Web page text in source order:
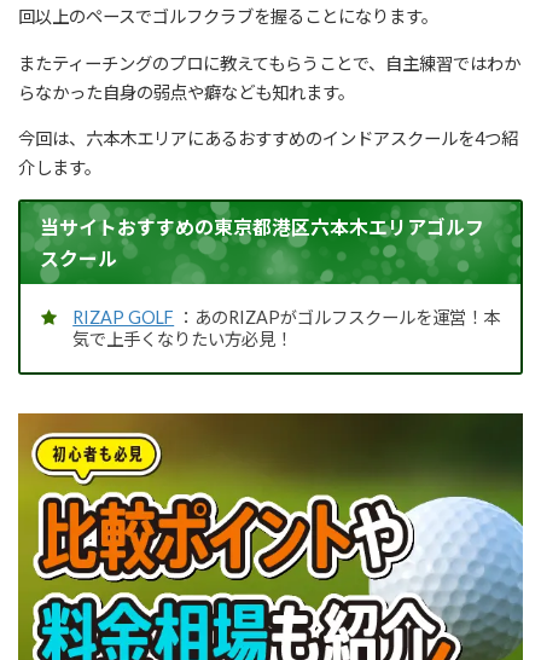
回以上のペースでゴルフクラブを握ることになります。
またティーチングのプロに教えてもらうことで、自主練習ではわか
らなかった自身の弱点や癖なども知れます。
今回は、六本木エリアにあるおすすめのインドアスクールを4つ紹
介します。
当サイトおすすめの東京都港区六本木エリアゴルフ
スクール
RIZAP GOLF ：あのRIZAPがゴルフスクールを運営！本
気で上手くなりたい方必見！